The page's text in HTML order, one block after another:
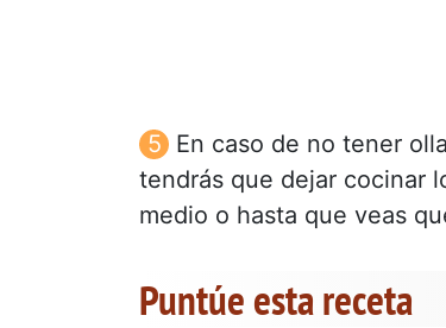
En caso de no tener
tendrás que dejar cocinar
medio o hasta que veas
Puntúe esta receta